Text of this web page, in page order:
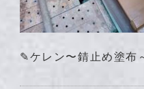
✎ケレン〜錆止め塗布